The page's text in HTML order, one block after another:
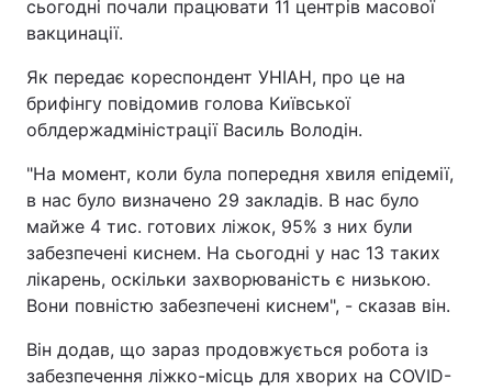
сьогодні почали працювати 11 центрів масової
вакцинації.
Як передає кореспондент УНІАН, про це на
брифінгу повідомив голова Київської
облдержадміністрації Василь Володін.
"На момент, коли була попередня хвиля епідемії,
в нас було визначено 29 закладів. В нас було
майже 4 тис. готових ліжок, 95% з них були
забезпечені киснем. На сьогодні у нас 13 таких
лікарень, оскільки захворюваність є низькою.
Вони повністю забезпечені киснем", - сказав він.
Він додав, що зараз продовжується робота із
забезпечення ліжко-місць для хворих на COVID-